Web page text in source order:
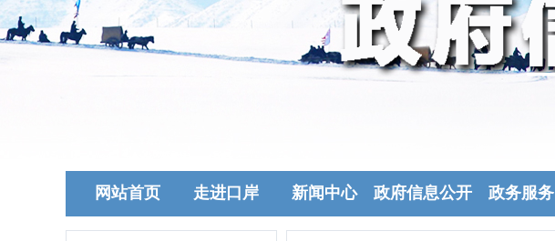
网站首页 走进口岸 新闻中心 政府信息公开 政务服务